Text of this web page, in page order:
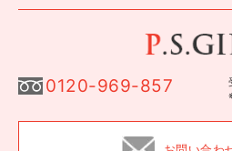
0120-969-857